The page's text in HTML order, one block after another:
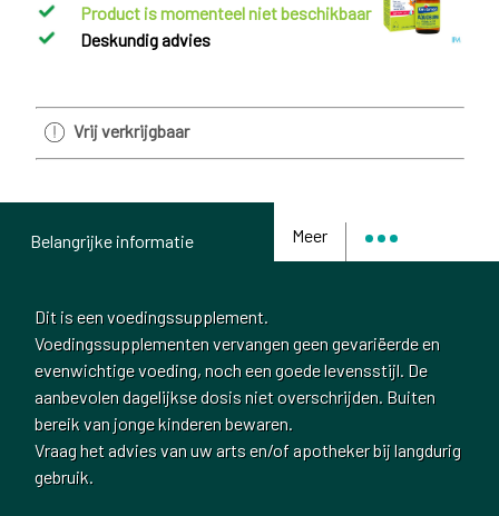
Product is momenteel niet beschikbaar
Deskundig advies
Vrij verkrijgbaar
Meer
Belangrijke informatie
Dit is een voedingssupplement.
Voedingssupplementen vervangen geen gevariëerde en
evenwichtige voeding, noch een goede levensstijl. De
aanbevolen dagelijkse dosis niet overschrijden. Buiten
bereik van jonge kinderen bewaren.
Vraag het advies van uw arts en/of apotheker bij langdurig
gebruik.